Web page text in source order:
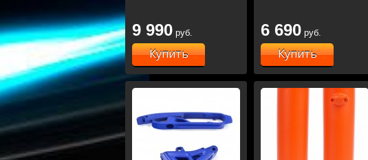
9 990 руб.
Купить
6 690 руб.
Купить